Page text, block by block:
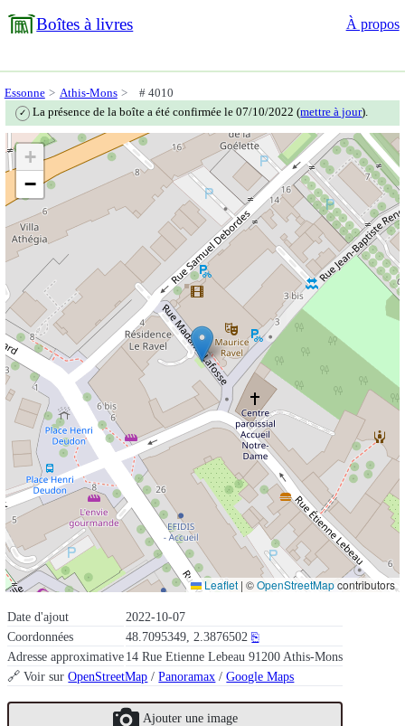
Boîtes à livres À propos
Essonne Athis-Mons # 4010
✓ La présence de la boîte a été confirmée le 07/10/2022 (mettre à jour).
Date d'ajout
2022-10-07
Coordonnées
48.7095349, 2.3876502 ⎘
Adresse approximative14 Rue Etienne Lebeau 91200 Athis-Mons
🔗 Voir surOpenStreetMap /Panoramax /Google Maps
Ajouter une image
+
−
Leaflet | ©OpenStreetMapcontributors